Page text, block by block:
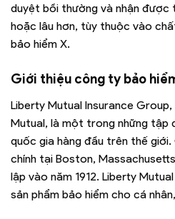
duyệt bồi thường và nhận
hoặc lâu hơn, tùy thuộc vào
bảo hiểm X.
Giới thiệu công ty bảo
Liberty Mutual Insurance
Mutual, là một trong những tập
quốc gia hàng đầu trên thế
chính tại Boston,
lập vào năm 1912. Liberty
sản phẩm bảo hiểm cho cá